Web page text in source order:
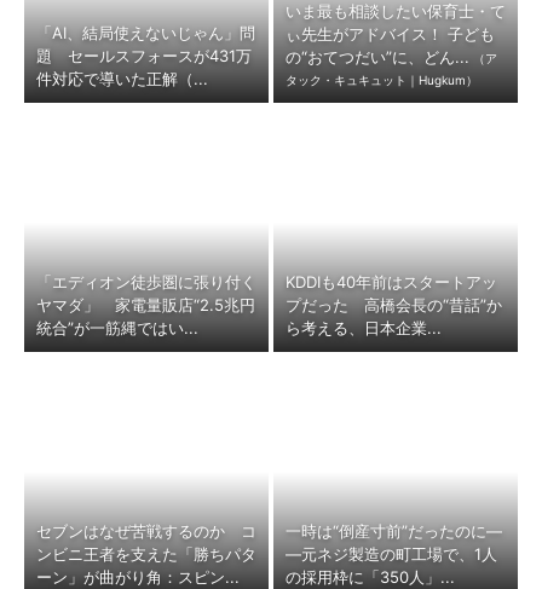
「AI、結局使えないじゃん」問
題 セールスフォースが431万
件対応で導いた正解（...
いま最も相談したい保育士・て
ぃ先生がアドバイス！ 子ども
の“おてつだい”に、どん...
（ア
タック・キュキュット｜Hugkum）
「エディオン徒歩圏に張り付く
ヤマダ」 家電量販店“2.5兆円
統合”が一筋縄ではい...
KDDIも40年前はスタートアッ
プだった 高橋会長の“昔話”か
ら考える、日本企業...
セブンはなぜ苦戦するのか コ
ンビニ王者を支えた「勝ちパタ
ーン」が曲がり角：スピン...
一時は“倒産寸前”だったのに―
―元ネジ製造の町工場で、1人
の採用枠に「350人」...